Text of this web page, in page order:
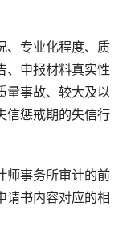
、专业化程度、质
、申报材料真实性
量事故、较大及以
信惩戒期的失信行
师事务所审计的前
请书内容对应的相